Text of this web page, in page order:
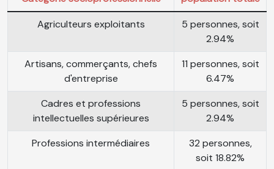
Agriculteurs exploitants
5 personnes, soit
2.94%
Artisans, commerçants, chefs
d'entreprise
11 personnes, soit
6.47%
Cadres et professions
intellectuelles supérieures
5 personnes, soit
2.94%
Professions intermédiaires
32 personnes,
soit 18.82%